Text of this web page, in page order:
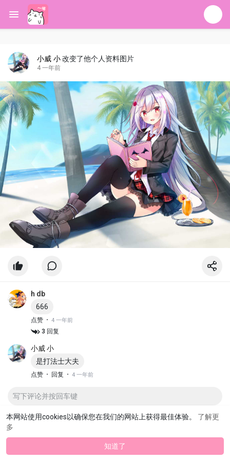
本网站使用cookies以确保您在我们的网站上获得最佳体验。 了解更
多
知道了
小威 小改变了他个人资料图片
4 一年前
h db
666
点赞 · 4 一年前
3 回复
小威 小
是打法士大夫
点赞 · 回复 · 4 一年前